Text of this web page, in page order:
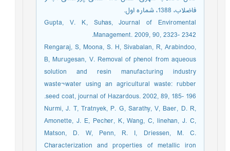
فاضلاب، 1388، شماره اول.
Gupta, V. K, Suhas, Journal of Enviromental
Management. 2009, 90, 2323- 2342.
Rengaraj, S, Moona, S. H, Sivabalan, R, Arabindoo,
B, Murugesan, V. Removal of phenol from aqueous
solution and resin manufacturing industry
waste¬water using an agricultural waste: rubber
seed coat, journal of Hazardous. 2002, 89, 185- 196.
Nurmi, J. T, Tratnyek, P. G, Sarathy, V, Baer, D. R,
Amonette, J. E, Pecher, K, Wang, C, linehan, J. C,
Matson, D. W, Penn, R. I, Driessen, M. C.
Characterization and properties of metallic iron